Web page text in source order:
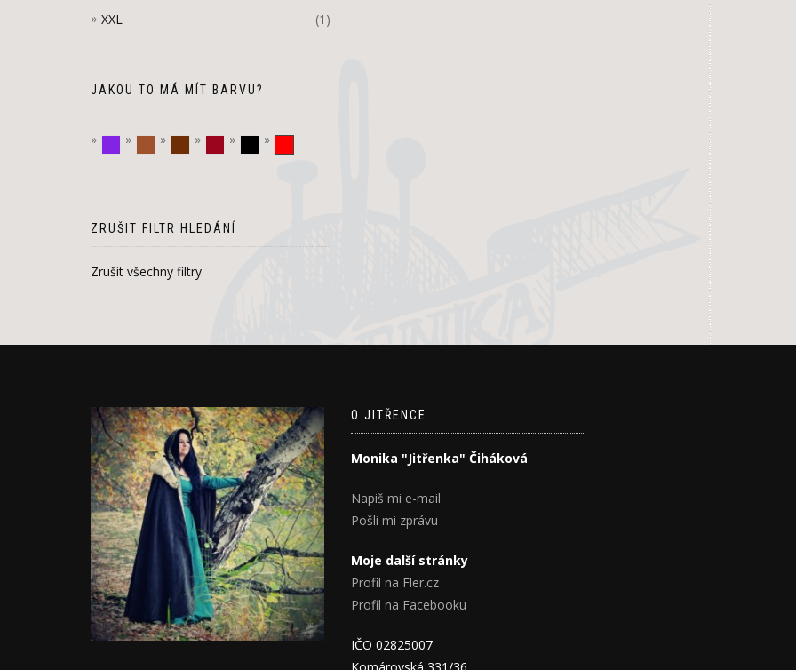
XXL (1)
JAKOU TO MÁ MÍT BARVU?
fialová hnědá Tmavě hnědá
vínová černá
ZRUŠIT FILTR HLEDÁNÍ
Zrušit všechny filtry
O JITŘENCE
Monika "Jitřenka" Čiháková
Napiš mi e-mail
Pošli mi zprávu
Moje další stránky
Profil na Fler.cz
Profil na Facebooku
IČO 02825007